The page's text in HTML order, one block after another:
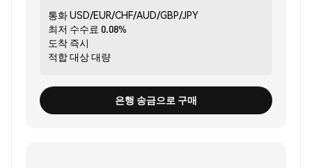
통화USD/EUR/CHF/AUD/GBP/JPY
최저 수수료 0.08%
도착 즉시
적합 대상대량
은행 송금으로 구매